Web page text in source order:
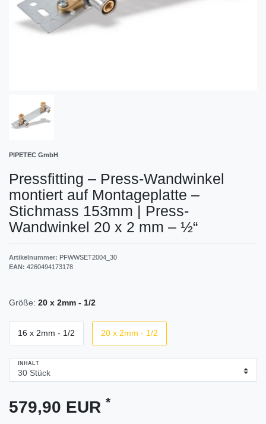
PIPETEC GmbH
Pressfitting – Press-Wandwinkel
montiert auf Montageplatte –
Stichmass 153mm | Press-
Wandwinkel 20 x 2 mm – ½“
Artikelnummer: PFWWSET2004_30
EAN: 4260494173178
Größe: 20 x 2mm - 1/2
16 x 2mm - 1/2 20 x 2mm - 1/2
INHALT
579,90 EUR *